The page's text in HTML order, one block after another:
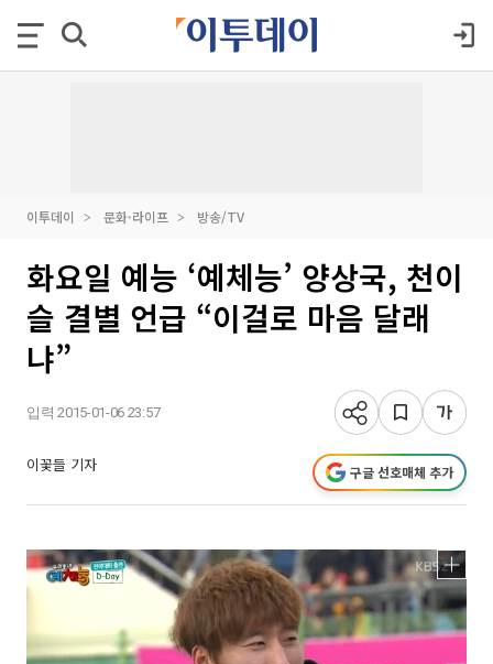
이투데이 문화·라이프 방송/TV
화요일 예능 ‘예체능’ 양상국, 천이
슬 결별 언급 “이걸로 마음 달래
냐”
입력 2015-01-06 23:57
이꽃들 기자 구글 선호매체 추가